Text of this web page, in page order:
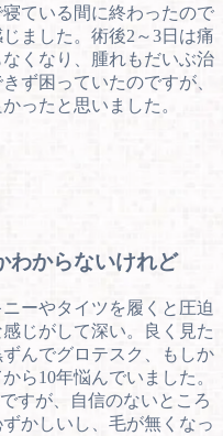
ている間に終わったので
ました。術後2～3日は痛
くなり、腫れもだいぶ治
ず困っていたのですが、
ったと思いました。
わからないけれど
ーやタイツを履くと圧迫
じがして深い。良く見た
んでグロテスク、もしか
ら10年悩んでいました。
すが、自信のないところ
かしいし、毛が無くなっ